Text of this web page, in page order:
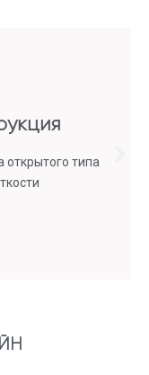
открытого типа
открытого типа